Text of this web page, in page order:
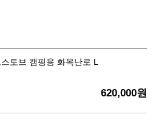
토브 캠핑용 화목난로 L
620,000원